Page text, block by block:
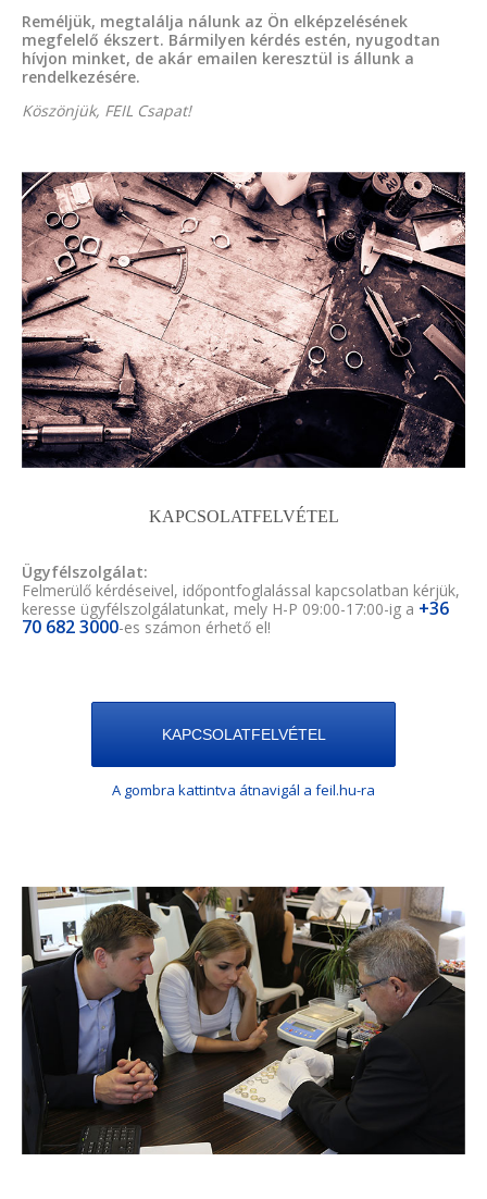
Reméljük, megtalálja nálunk az Ön elképzelésének
megfelelő ékszert. Bármilyen kérdés estén, nyugodtan
hívjon minket, de akár emailen keresztül is állunk a
rendelkezésére.
Köszönjük, FEIL Csapat!
KAPCSOLATFELVÉTEL
Ügyfélszolgálat:
Felmerülő kérdéseivel, időpontfoglalással kapcsolatban kérjük,
keresse ügyfélszolgálatunkat, mely H-P 09:00-17:00-ig a +36
70 682 3000-es számon érhető el!
KAPCSOLATFELVÉTEL
A gombra kattintva átnavigál a feil.hu-ra